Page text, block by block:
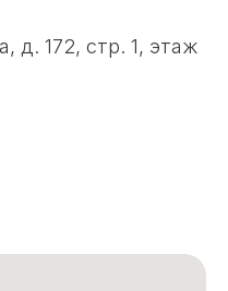
д. 172, стр. 1, этаж